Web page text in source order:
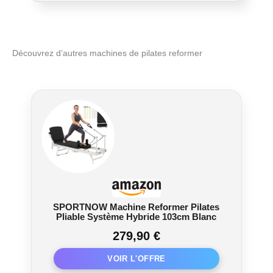
renforçant vos muscles. Que vous soyez novice
session】 Ce réformateur Pilates dispose d'une
base plate et élargie, assurant une répartition
homogène de la force. Son design antidérapant
minimise les risques de basculement et de
secousses, garantissant des mouvements
【Matériaux durables adaptés aux
entraînements intensifs】 Fabriqué en PP
écologique et ultra-résistant, ce rouleau
déformation. Que ce soit pour des séances de
musculation ou des exercices de haute intensité,
il est parfaitement adapté aux Pilates à domicile.
Découvrez d’autres machines de pilates reformer
SPORTNOW Machine Reformer Pilates
Pliable Système Hybride 103cm Blanc
279,90 €